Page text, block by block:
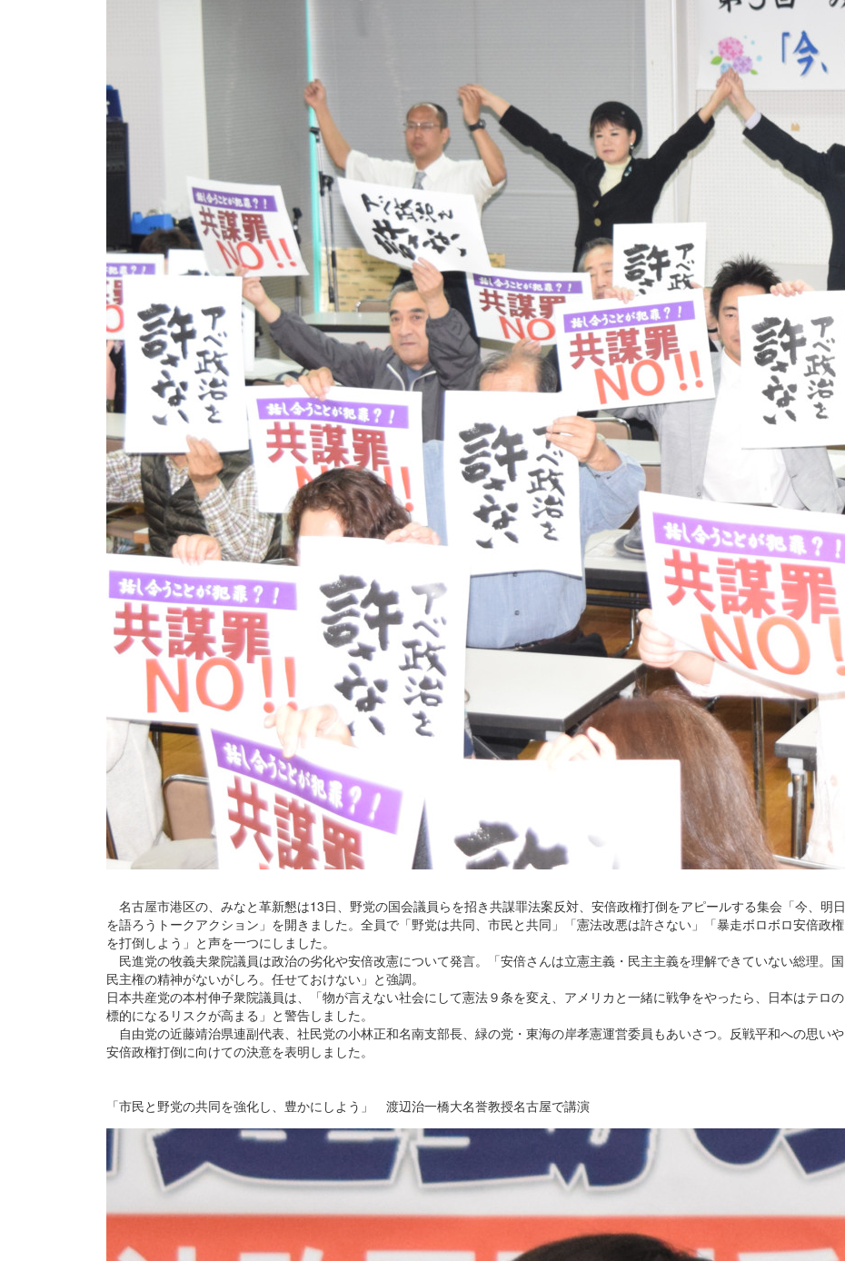
名古屋市港区の、みなと革新懇は13日、野党の国会議員らを招き共謀罪法案反対、安倍政権打倒をアピールする集会「今、明日
を語ろうトークアクション」を開きました。全員で「野党は共同、市民と共同」「憲法改悪は許さない」「暴走ボロボロ安倍政権
を打倒しよう」と声を一つにしました。
民進党の牧義夫衆院議員は政治の劣化や安倍改憲について発言。「安倍さんは立憲主義・民主主義を理解できていない総理。国
民主権の精神がないがしろ。任せておけない」と強調。
日本共産党の本村伸子衆院議員は、「物が言えない社会にして憲法９条を変え、アメリカと一緒に戦争をやったら、日本はテロの
標的になるリスクが高まる」と警告しました。
自由党の近藤靖治県連副代表、社民党の小林正和名南支部長、緑の党・東海の岸孝憲運営委員もあいさつ。反戦平和への思いや
安倍政権打倒に向けての決意を表明しました。
「市民と野党の共同を強化し、豊かにしよう」 渡辺治一橋大名誉教授名古屋で講演